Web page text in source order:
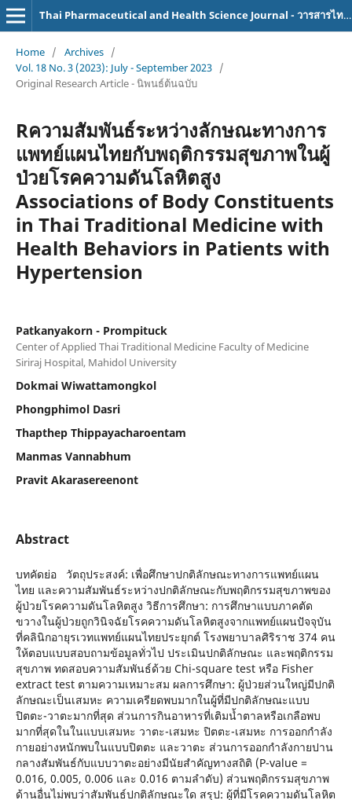
Thai Pharmaceutical and Health Science Journal - วารสารไทยเภสัชศาสตร์และวิทยาการสุขภาพ
Home / Archives /
Vol. 18 No. 3 (2023): July - September 2023 /
Original Research Article - นิพนธ์ต้นฉบับ
Rความสัมพันธ์ระหว่างลักษณะทางการ
แพทย์แผนไทยกับพฤติกรรมสุขภาพในผู้
ป่วยโรคความดันโลหิตสูง
Associations of Body Constituents
in Thai Traditional Medicine with
Health Behaviors in Patients with
Hypertension
Patkanyakorn - Prompituck
Center of Applied Thai Traditional Medicine Faculty of Medicine
Siriraj Hospital, Mahidol University
Dokmai Wiwattamongkol
Phongphimol Dasri
Thapthep Thippayacharoentam
Manmas Vannabhum
Pravit Akarasereenont
Abstract
บทคัดย่อ วัตถุประสงค์: เพื่อศึกษาปกติลักษณะทางการแพทย์แผน
ไทย และความสัมพันธ์ระหว่างปกติลักษณะกับพฤติกรรมสุขภาพของ
ผู้ป่วยโรคความดันโลหิตสูง วิธีการศึกษา: การศึกษาแบบภาคตัด
ขวางในผู้ป่วยถูกวินิจฉัยโรคความดันโลหิตสูงจากแพทย์แผนปัจจุบัน
ที่คลินิกอายุรเวทแพทย์แผนไทยประยุกต์ โรงพยาบาลศิริราช 374 คน
ให้ตอบแบบสอบถามข้อมูลทั่วไป ประเมินปกติลักษณะ และพฤติกรรม
สุขภาพ ทดสอบความสัมพันธ์ด้วย Chi-square test หรือ Fisher
extract test ตามความเหมาะสม ผลการศึกษา: ผู้ป่วยส่วนใหญ่มีปกติ
ลักษณะเป็นเสมหะ ความเครียดพบมากในผู้ที่มีปกติลักษณะแบบ
ปิตตะ-วาตะมากที่สุด ส่วนการกินอาหารที่เติมน้ำตาลหรือเกลือพบ
มากที่สุดในในแบบเสมหะ วาตะ-เสมหะ ปิตตะ-เสมหะ การออกกำลัง
กายอย่างหนักพบในแบบปิตตะ และวาตะ ส่วนการออกกำลังกายปาน
กลางสัมพันธ์กับแบบวาตะอย่างมีนัยสำคัญทางสถิติ (P-value =
0.016, 0.005, 0.006 และ 0.016 ตามลำดับ) ส่วนพฤติกรรมสุขภาพ
ด้านอื่นไม่พบว่าสัมพันธ์ปกติลักษณะใด สรุป: ผู้ที่มีโรคความดันโลหิต